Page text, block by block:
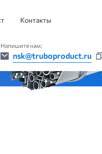
Контакты
Напишите нам:
nsk@truboproduct.ru